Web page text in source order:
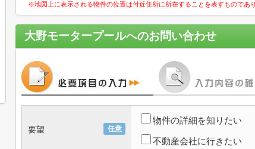
※地図上に表示される物件の位置は付近住所に所在することを表すものであ
大野モータープールへのお問い合わせ
任意
要望
物件の詳細を知りたい
不動産会社に行きたい